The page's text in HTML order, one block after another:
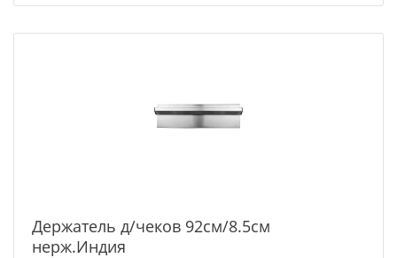
Держатель д/чеков 92cм/8.5см
нерж.Индия